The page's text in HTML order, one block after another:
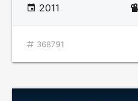
2011
368791